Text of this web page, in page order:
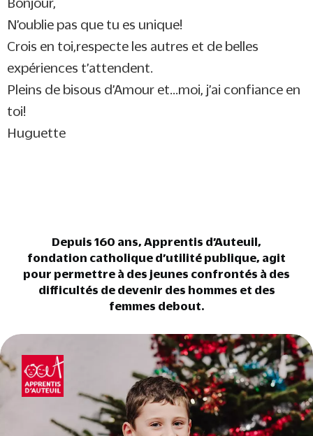
N’oublie pas que tu es unique!
Crois en toi,respecte les autres et de belles
expériences t’attendent.
Pleins de bisous d’Amour et…moi, j’ai confiance en
toi!
Huguette
Depuis 160 ans, Apprentis d’Auteuil,
fondation catholique d’utilité publique, agit
pour permettre à des jeunes confrontés à des
difficultés de devenir des hommes et des
femmes debout.